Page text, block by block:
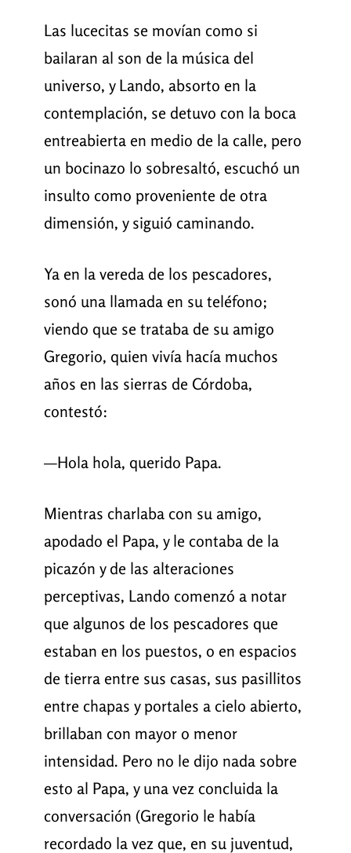
Las lucecitas se movían como si
bailaran al son de la música del
universo, y Lando, absorto en la
contemplación, se detuvo con la boca
entreabierta en medio de la calle, pero
un bocinazo lo sobresaltó, escuchó un
insulto como proveniente de otra
dimensión, y siguió caminando.
Ya en la vereda de los pescadores,
sonó una llamada en su teléfono;
viendo que se trataba de su amigo
Gregorio, quien vivía hacía muchos
años en las sierras de Córdoba,
contestó:
—Hola hola, querido Papa.
Mientras charlaba con su amigo,
apodado el Papa, y le contaba de la
picazón y de las alteraciones
perceptivas, Lando comenzó a notar
que algunos de los pescadores que
estaban en los puestos, o en espacios
de tierra entre sus casas, sus pasillitos
entre chapas y portales a cielo abierto,
brillaban con mayor o menor
intensidad. Pero no le dijo nada sobre
esto al Papa, y una vez concluida la
conversación (Gregorio le había
recordado la vez que, en su juventud,